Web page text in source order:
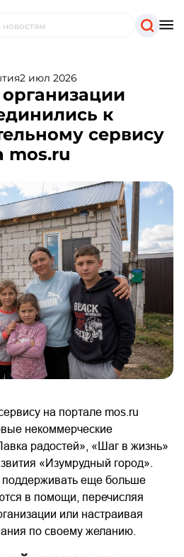
2 июл 2026
к
сервису
mos.ru
на портале mos.ru
некоммерческие
радостей», «Шаг в жизнь»
«Изумрудный город».
поддерживать еще больше
в помощи, перечисляя
или настраивая
по своему желанию.